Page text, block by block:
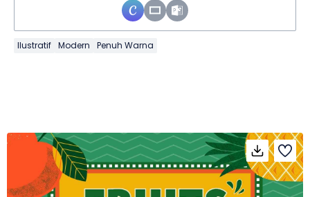
Ilustratif Modern Penuh Warna